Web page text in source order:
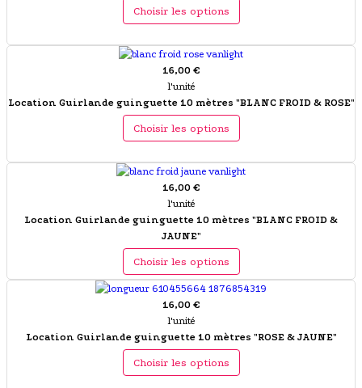
Choisir les options
16,00 €
l'unité
Location Guirlande guinguette 10 mètres "BLANC FROID & ROSE"
Choisir les options
16,00 €
l'unité
Location Guirlande guinguette 10 mètres "BLANC FROID &
JAUNE"
Choisir les options
16,00 €
l'unité
Location Guirlande guinguette 10 mètres "ROSE & JAUNE"
Choisir les options